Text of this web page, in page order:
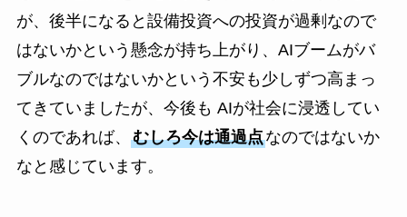
が、後半になると設備投資への投資が過剰なので
はないかという懸念が持ち上がり、AIブームがバ
ブルなのではないかという不安も少しずつ高まっ
てきていましたが、今後も AIが社会に浸透してい
くのであれば、 むしろ今は通過点なのではないか
なと感じています。